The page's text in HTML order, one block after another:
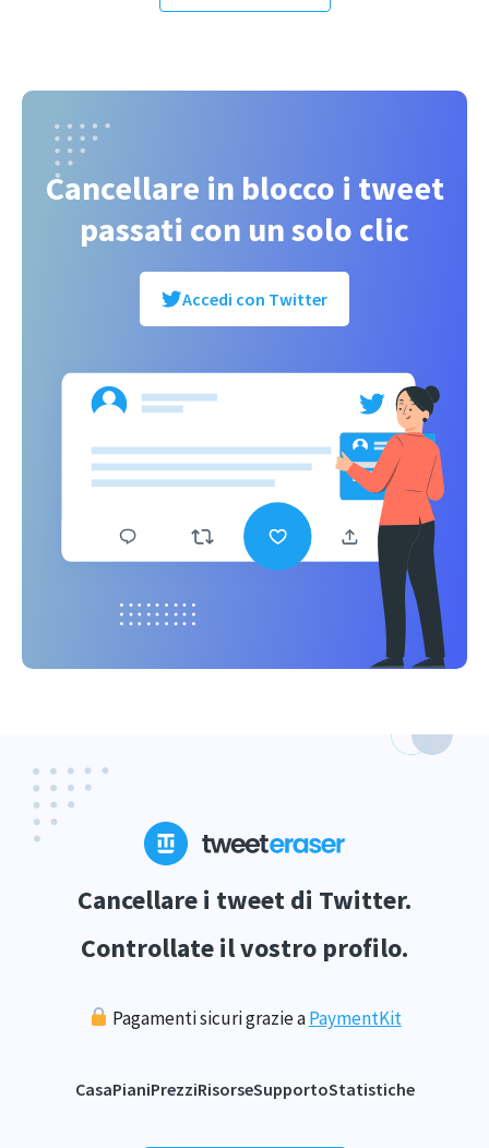
Cancellare in blocco i tweet
passati con un solo clic
Accedi con Twitter
Cancellare i tweet di Twitter.
Controllate il vostro profilo.
Pagamenti sicuri grazie aPaymentKit
CasaPianiPrezziRisorseSupportoStatistiche